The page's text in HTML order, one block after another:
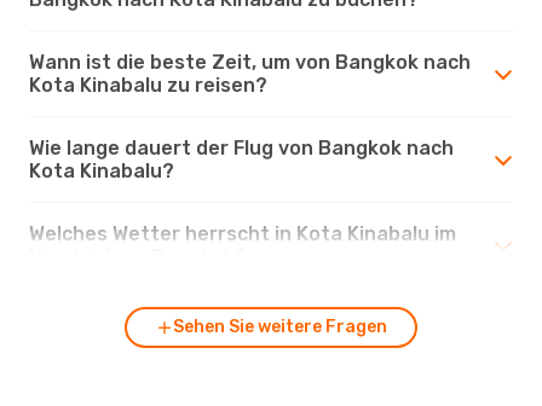
Wann ist die beste Zeit, um von Bangkok nach
Kota Kinabalu zu reisen?
Wie lange dauert der Flug von Bangkok nach
Kota Kinabalu?
Welches Wetter herrscht in Kota Kinabalu im
Sehen Sie weitere Fragen